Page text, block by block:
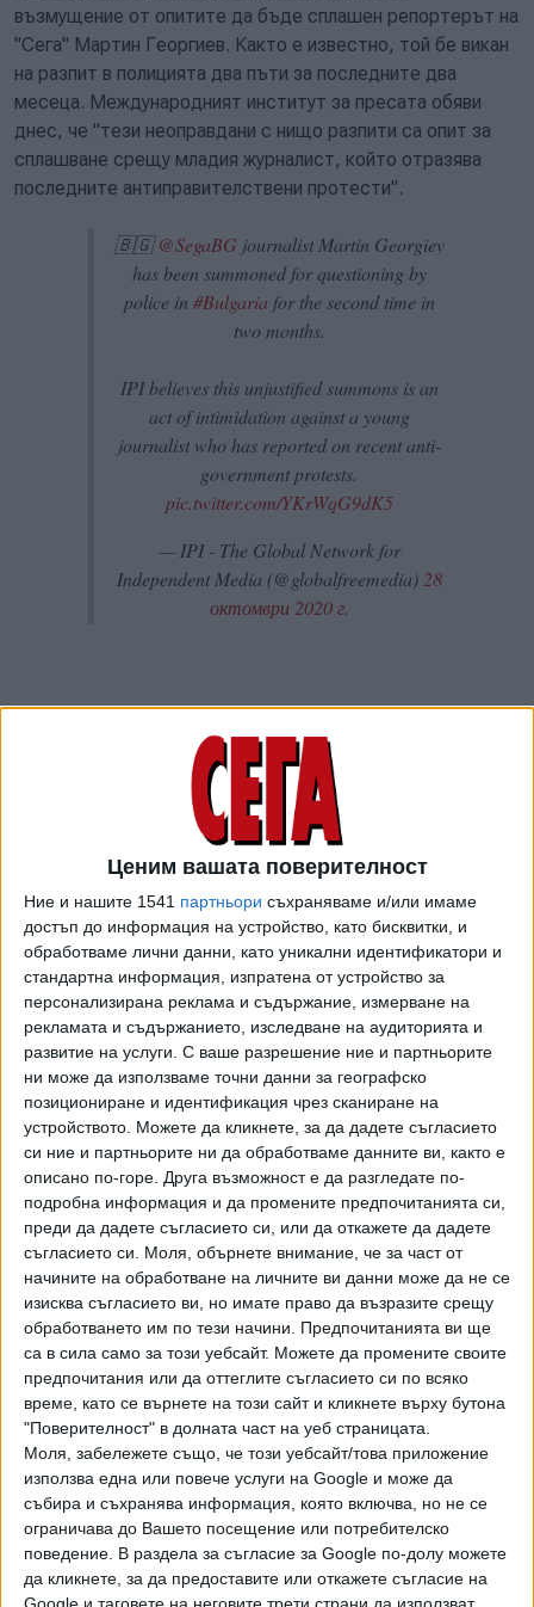
Ценим вашата поверителност
Ние и нашите 1541 партньори съхраняваме и/или имаме
достъп до информация на устройство, като бисквитки, и
обработваме лични данни, като уникални идентификатори и
стандартна информация, изпратена от устройство за
персонализирана реклама и съдържание, измерване на
рекламата и съдържанието, изследване на аудиторията и
развитие на услуги. С ваше разрешение ние и партньорите
ни може да използваме точни данни за географско
позициониране и идентификация чрез сканиране на
устройството. Можете да кликнете, за да дадете съгласието
си ние и партньорите ни да обработваме данните ви, както е
описано по-горе. Друга възможност е да разгледате по-
подробна информация и да промените предпочитанията си,
преди да дадете съгласието си, или да откажете да дадете
съгласието си. Моля, обърнете внимание, че за част от
начините на обработване на личните ви данни може да не се
изисква съгласието ви, но имате право да възразите срещу
обработването им по тези начини. Предпочитанията ви ще
са в сила само за този уебсайт. Можете да промените своите
предпочитания или да оттеглите съгласието си по всяко
време, като се върнете на този сайт и кликнете върху бутона
"Поверителност" в долната част на уеб страницата.
Моля, забележете също, че този уебсайт/това приложение
използва една или повече услуги на Google и може да
събира и съхранява информация, която включва, но не се
ограничава до Вашето посещение или потребителско
поведение. В раздела за съгласие за Google по-долу можете
да кликнете, за да предоставите или откажете съгласие на
възмущение от опитите да бъде сплашен репортерът на
"Сега" Мартин Георгиев. Както е известно, той бе викан
на разпит в полицията два пъти за последните два
месеца. Международният институт за пресата обяви
днес, че "тези неоправдани с нищо разпити са опит за
сплашване срещу младия журналист, който отразява
последните антиправителствени протести".
🇧🇬@SegaBG journalist Martin Georgiev
has been summoned for questioning by
police in #Bulgaria for the second time in
two months.
IPI believes this unjustified summons is an
act of intimidation against a young
journalist who has reported on recent anti-
government protests.
pic.twitter.com/YKrWqG9dK5
— IPI - The Global Network for
Independent Media (@globalfreemedia) 28
октомври 2020 г.
🇧🇬@SegaBGjournalist Martin Georgiev has been
summoned for questioning by police in#Bulgariafor the
second time in two months.
IPI believes this unjustified summons is an act of intimidation
against a young journalist who has reported on recent anti-
government protests. pic.twitter.com/YKrWqG9dK5
— IPI - The Global Network for Press Freedom
(@globalfreemedia)October 28, 2020
В понеделник репортерът на "Сега"Мартин Георгиев
беше призован на разпитв столичното 6 РПУ заради
това, че е направил справка в общодостъпния Имотен
регистър. Тя се отнася до служителя на Националната
служба за охрана Калин Гаджев, който беше заснет да
хвърля на земята българския флаг по време на конфликта
между бившия правосъден министър Христо Иванов и
охранителите на плажа пред имението на Ахмед Доган в
парк "Росенец" през юли. Журналистът бе привикан за
обяснение по искане на прокуратурата след сигнал на
Гаджев, че се чувства заплашен.
Това е втори сблъсък на репортера ни с МВР. Преди